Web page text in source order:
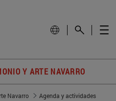
Y ARTE NAVARRO
Navarro
Agenda y actividades